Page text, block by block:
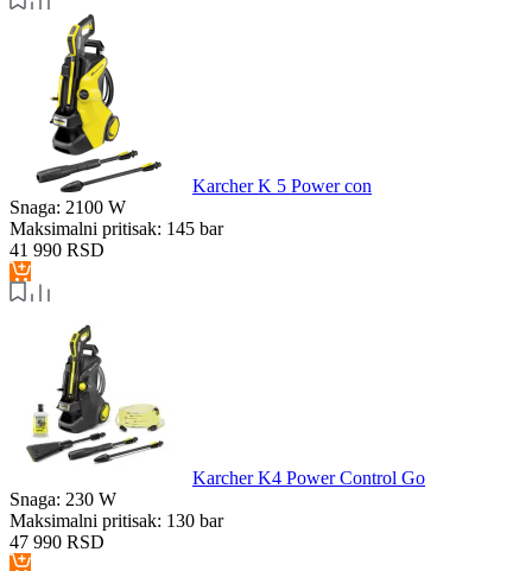
Karcher K 5 Power con
Snaga: 2100 W
Maksimalni pritisak: 145 bar
41 990 RSD
Karcher K4 Power Control Go
Snaga: 230 W
Maksimalni pritisak: 130 bar
47 990 RSD